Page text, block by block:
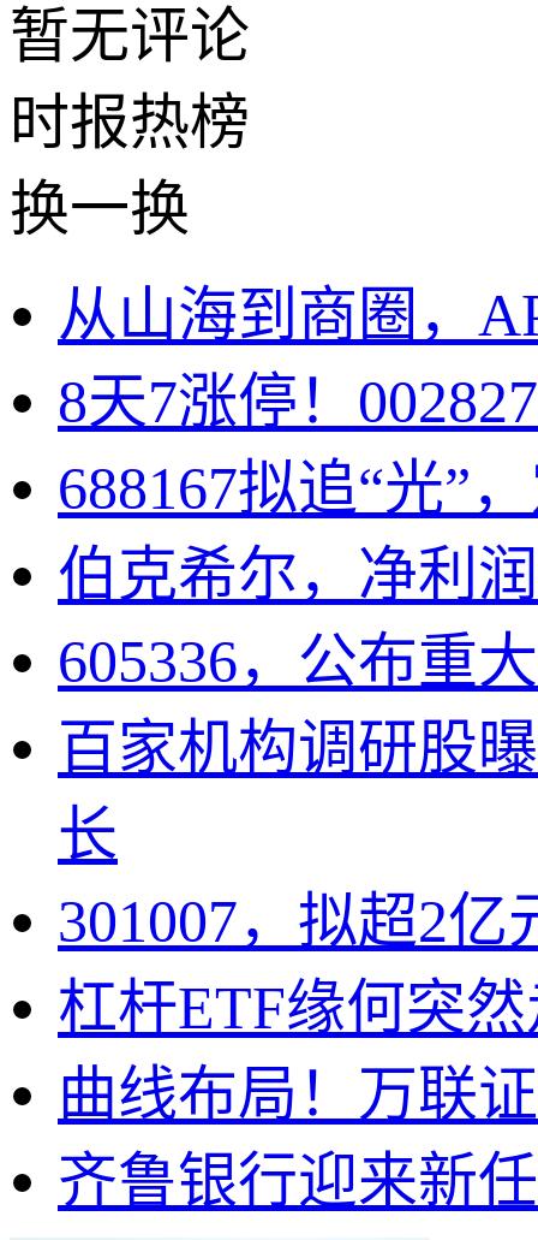
暂无评论
时报热榜
换一换
从山海到商圈，
8天7涨停！
688167拟追“光”
伯克希尔，净利
605336，公布重
百家机构调研股
长
301007，拟超2
杠杆ETF缘何突
曲线布局！万联
齐鲁银行迎来新